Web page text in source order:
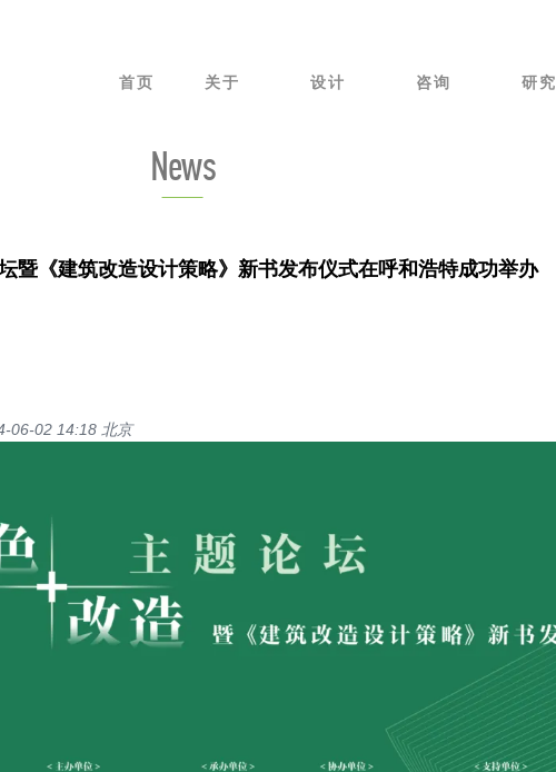
首页 关于 设计 咨询 研究
News
暨《建筑改造设计策略》新书发布仪式在呼和浩特成功举办
06-02 14:18 北京